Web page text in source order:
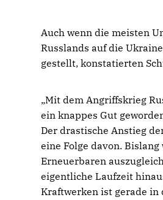
Auch wenn die meisten
Russlands auf die
gestellt, konstatierten
Mit dem Angriffskrieg
ein knappes Gut
Der drastische Anstieg
eine Folge davon.
Erneuerbaren
eigentliche Laufzeit
Kraftwerken ist gerade